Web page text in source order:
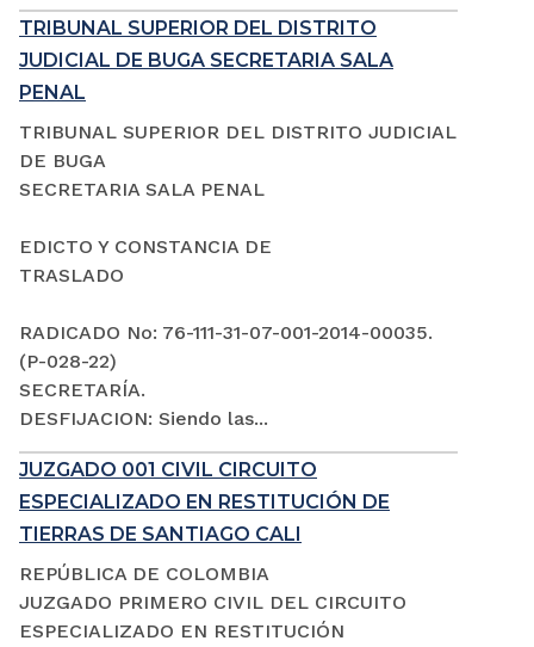
TRIBUNAL SUPERIOR DEL DISTRITO
JUDICIAL DE BUGA SECRETARIA SALA
PENAL
TRIBUNAL SUPERIOR DEL DISTRITO JUDICIAL
DE BUGA
SECRETARIA SALA PENAL
EDICTO Y CONSTANCIA DE
TRASLADO
RADICADO No: 76-111-31-07-001-2014-00035.
(P-028-22)
SECRETARÍA.
DESFIJACION: Siendo las...
JUZGADO 001 CIVIL CIRCUITO
ESPECIALIZADO EN RESTITUCIÓN DE
TIERRAS DE SANTIAGO CALI
REPÚBLICA DE COLOMBIA
JUZGADO PRIMERO CIVIL DEL CIRCUITO
ESPECIALIZADO EN RESTITUCIÓN